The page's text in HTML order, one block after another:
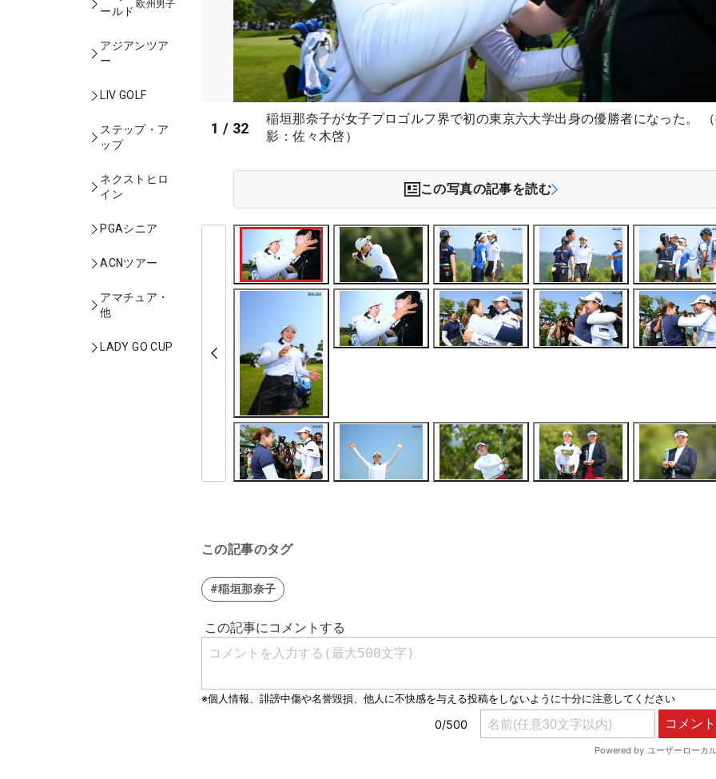
ールド
欧州男子
アジアンツア
ー
LIV GOLF
ステップ・ア
ップ
ネクストヒロ
イン
PGAシニア
ACNツアー
アマチュア・
他
LADY GO CUP
1 / 32
稲垣那奈子が女子プロゴルフ界で初の東京六大学出身の優勝者になった。
影：佐々木啓）
この写真の記事を読む
この記事のタグ
#稲垣那奈子